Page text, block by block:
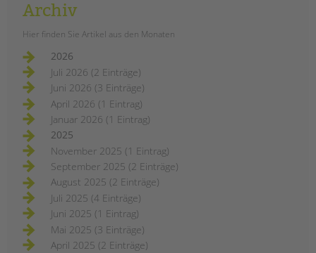
Archiv
Hier finden Sie Artikel aus den Monaten
2026
Juli 2026 (2 Einträge)
Juni 2026 (3 Einträge)
April 2026 (1 Eintrag)
Januar 2026 (1 Eintrag)
2025
November 2025 (1 Eintrag)
September 2025 (2 Einträge)
August 2025 (2 Einträge)
Juli 2025 (4 Einträge)
Juni 2025 (1 Eintrag)
Mai 2025 (3 Einträge)
April 2025 (2 Einträge)